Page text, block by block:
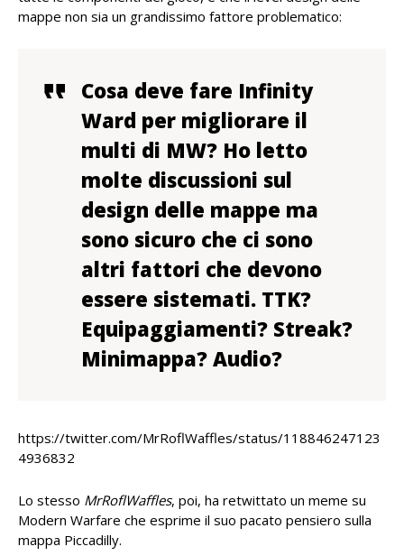
mappe non sia un grandissimo fattore problematico:
Cosa deve fare Infinity
Ward per migliorare il
multi di MW? Ho letto
molte discussioni sul
design delle mappe ma
sono sicuro che ci sono
altri fattori che devono
essere sistemati. TTK?
Equipaggiamenti? Streak?
Minimappa? Audio?
https://twitter.com/MrRoflWaffles/status/118846247123
4936832
Lo stesso MrRoflWaffles, poi, ha retwittato un meme su
Modern Warfare che esprime il suo pacato pensiero sulla
mappa Piccadilly.